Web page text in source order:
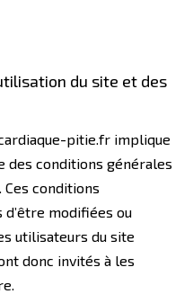
du site et des
pitie.fr implique
des conditions générales
conditions
modifiées ou
utilisateurs du site
donc invités à les